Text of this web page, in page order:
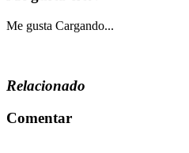
Me gusta Cargando...
Relacionado
Comentar